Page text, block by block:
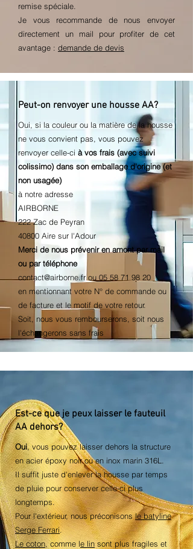
remise spéciale.
Je vous recommande de nous envoyer
directement un mail pour profiter de cet
avantage : demande de devis
Peut-on renvoyer une housse AA?
Oui, si la couleur ou la matière de la housse
ne vous convient pas, vous pouvez
renvoyer celle-ci à vos frais (avec suivi
colissimo) dans son emballage d'origine (et
non usagée)
à notre adresse
AIRBORNE
222 Zac de Peyran
40800 Aire sur l'Adour
Merci de nous prévenir en amont par mail
ou par téléphone
contact@airborne.fr ou 05 58 71 98 20
en mentionnant votre N° de commande ou
de facture et le motif de votre retour.
Soit, nous vous rembourserons, soit nous
l'échangerons sans frais
Est-ce que je peux laisser le fauteuil
AA dehors?
Oui, vous pouvez laisser dehors la structure
en acier époxy noir ou en inox marin 316L.
Il suffit juste d'enlever la housse par temps
de pluie pour conserver celle-ci plus
longtemps.
Pour l'extérieur, nous préconisonsle batyline
Serge Ferrari.
Le coton, comme le linsont plus fragiles et